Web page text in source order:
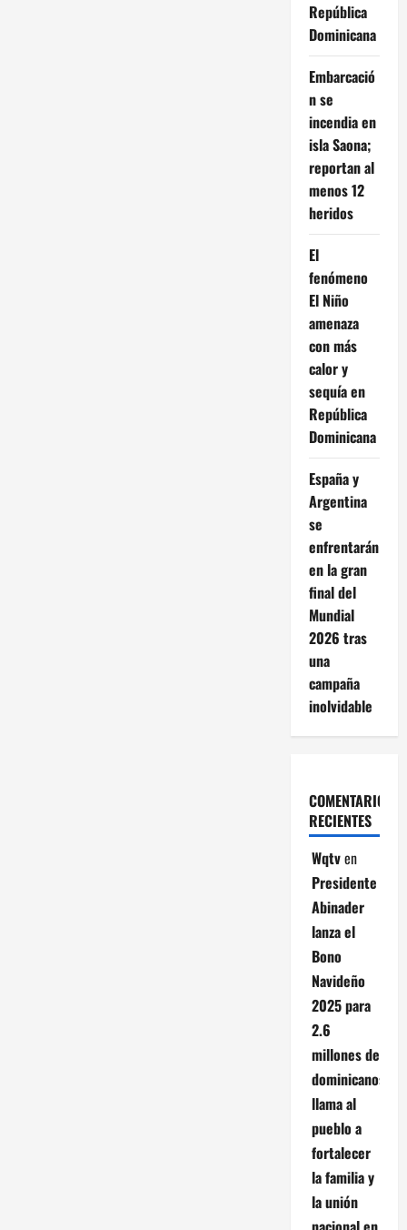
República
Dominicana
Embarcació
n se
incendia en
isla Saona;
reportan al
menos 12
heridos
El
fenómeno
El Niño
amenaza
con más
calor y
sequía en
República
Dominicana
España y
Argentina
se
enfrentarán
en la gran
final del
Mundial
2026 tras
una
campaña
inolvidable
COMENTARIOS
RECIENTES
Wqtven
Presidente
Abinader
lanza el
Bono
Navideño
2025 para
2.6
millones de
dominicanos;
llama al
pueblo a
fortalecer
la familia y
la unión